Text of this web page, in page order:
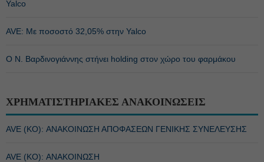
Yalco
AVE: Με ποσοστό 32,05% στην Yalco
Ο Ν. Βαρδινογιάννης στήνει holding στον χώρο του φαρμάκου
ΧΡΗΜΑΤΙΣΤΗΡΙΑΚΕΣ ΑΝΑΚΟΙΝΩΣΕΙΣ
AVE (ΚΟ): ΑΝΑΚΟΙΝΩΣΗ ΑΠΟΦΑΣΕΩΝ ΓΕΝΙΚΗΣ ΣΥΝΕΛΕΥΣΗΣ
AVE (ΚΟ): ΑΝΑΚΟΙΝΩΣΗ